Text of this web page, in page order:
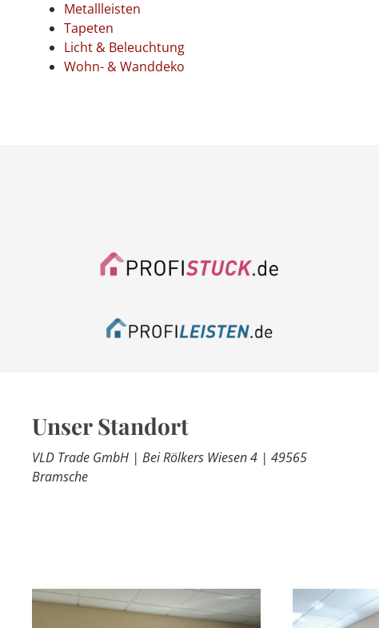
Metallleisten
Tapeten
Licht & Beleuchtung
Wohn- & Wanddeko
Unser Standort
VLD Trade GmbH | Bei Rölkers Wiesen 4 | 49565
Bramsche